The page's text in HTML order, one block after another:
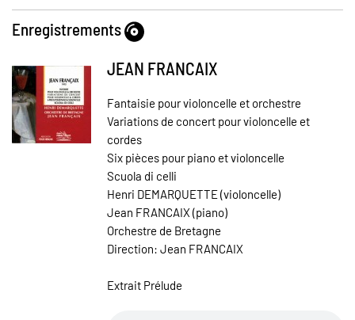
Enregistrements
JEAN FRANCAIX
Fantaisie pour violoncelle et orchestre
Variations de concert pour violoncelle et
cordes
Six pièces pour piano et violoncelle
Scuola di celli
Henri DEMARQUETTE (violoncelle)
Jean FRANCAIX (piano)
Orchestre de Bretagne
Direction: Jean FRANCAIX
Extrait Prélude